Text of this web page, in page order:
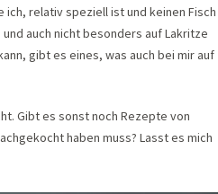
ich, relativ speziell ist und keinen Fisch
auch nicht besonders auf Lakritze
gibt es eines, was auch bei mir auf
Gibt es sonst noch Rezepte von
haben muss? Lasst es mich